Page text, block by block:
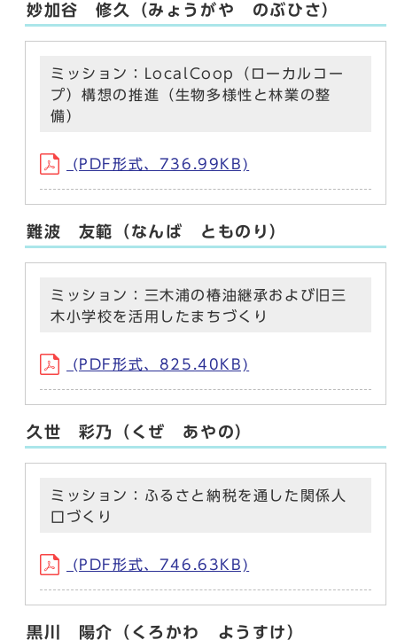
妙加谷 修久（みょうがや のぶひさ）
ミッション：LocalCoop（ローカルコー
プ）構想の推進（生物多様性と林業の整
備）
(PDF形式、736.99KB)
難波 友範（なんば とものり）
ミッション：三木浦の椿油継承および旧三
木小学校を活用したまちづくり
(PDF形式、825.40KB)
久世 彩乃（くぜ あやの）
ミッション：ふるさと納税を通した関係人
口づくり
(PDF形式、746.63KB)
黒川 陽介（くろかわ ようすけ）